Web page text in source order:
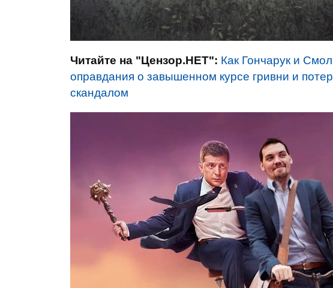
Читайте на "Цензор.НЕТ": Как Гончарук и
оправдания о завышенном курсе гривни и
скандалом